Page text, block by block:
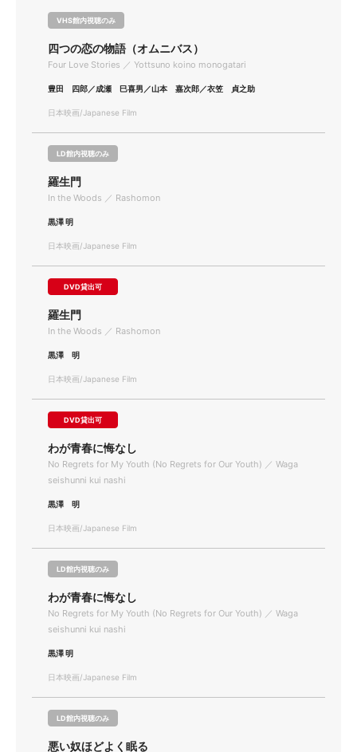
VHS館内視聴のみ
四つの恋の物語（オムニバス）
Four Love Stories ／ Yottsuno koino monogatari
豊田 四郎／成瀬 巳喜男／山本 嘉次郎／衣笠 貞之助
日本映画/Japanese Film
LD館内視聴のみ
羅生門
In the Woods ／ Rashomon
黒澤 明
日本映画/Japanese Film
DVD貸出可
羅生門
In the Woods ／ Rashomon
黒澤 明
日本映画/Japanese Film
DVD貸出可
わが青春に悔なし
No Regrets for My Youth (No Regrets for Our Youth) ／ Waga
seishunni kui nashi
黒澤 明
日本映画/Japanese Film
LD館内視聴のみ
わが青春に悔なし
No Regrets for My Youth (No Regrets for Our Youth) ／ Waga
seishunni kui nashi
黒澤 明
日本映画/Japanese Film
LD館内視聴のみ
悪い奴ほどよく眠る